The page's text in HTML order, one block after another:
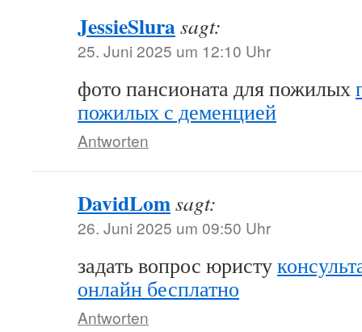
JessieSlurasagt:
25. Juni 2025 um 12:10 Uhr
фото пансионата для пожилых
пожилых с деменцией
Antworten
DavidLomsagt:
26. Juni 2025 um 09:50 Uhr
задать вопрос юристу
онлайн бесплатно
Antworten